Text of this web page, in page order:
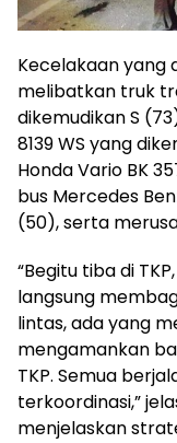
Kecelakaan yang
melibatkan truk
dikemudikan S
8139 WS yang
Honda Vario BK
bus Mercedes
(50), serta
“Begitu tiba di
langsung
lintas, ada yang
mengamankan
TKP. Semua
terkoordinasi,”
menjelaskan